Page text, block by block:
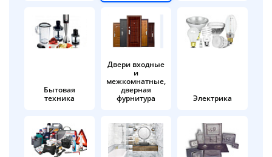
Бытовая
техника
Двери входные
и
межкомнатные,
дверная
фурнитура
Электрика
об оплате Плайтом
раз в 2
недели
Остались вопросы?
8 800 302-02-51
plait.ru